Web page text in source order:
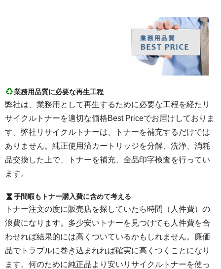
業務用品質に必要な再生工程
弊社は、業務用として再生するために必要な工程を経たリ
サイクルトナーを適切な価格Best Priceでお届けしておりま
す。弊社リサイクルトナーは、トナーを補充するだけでは
ありません。純正使用済カートリッジを分解、洗浄、消耗
品交換した上で、トナーを補充、全品印字検査を行ってい
ます。
手間暇もトナー購入費に含めて考える
トナー注文の度に販売店を探していたら時間（人件費）の
浪費になります。多少安いトナーを見つけても人件費を合
わせれば結果的には高くついているかもしれません。廉価
品でトラブルに巻き込まれれば確実に高くつくことになり
ます。何のために純正品より安いリサイクルトナーを使っ